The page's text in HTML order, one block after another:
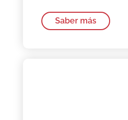
Saber más